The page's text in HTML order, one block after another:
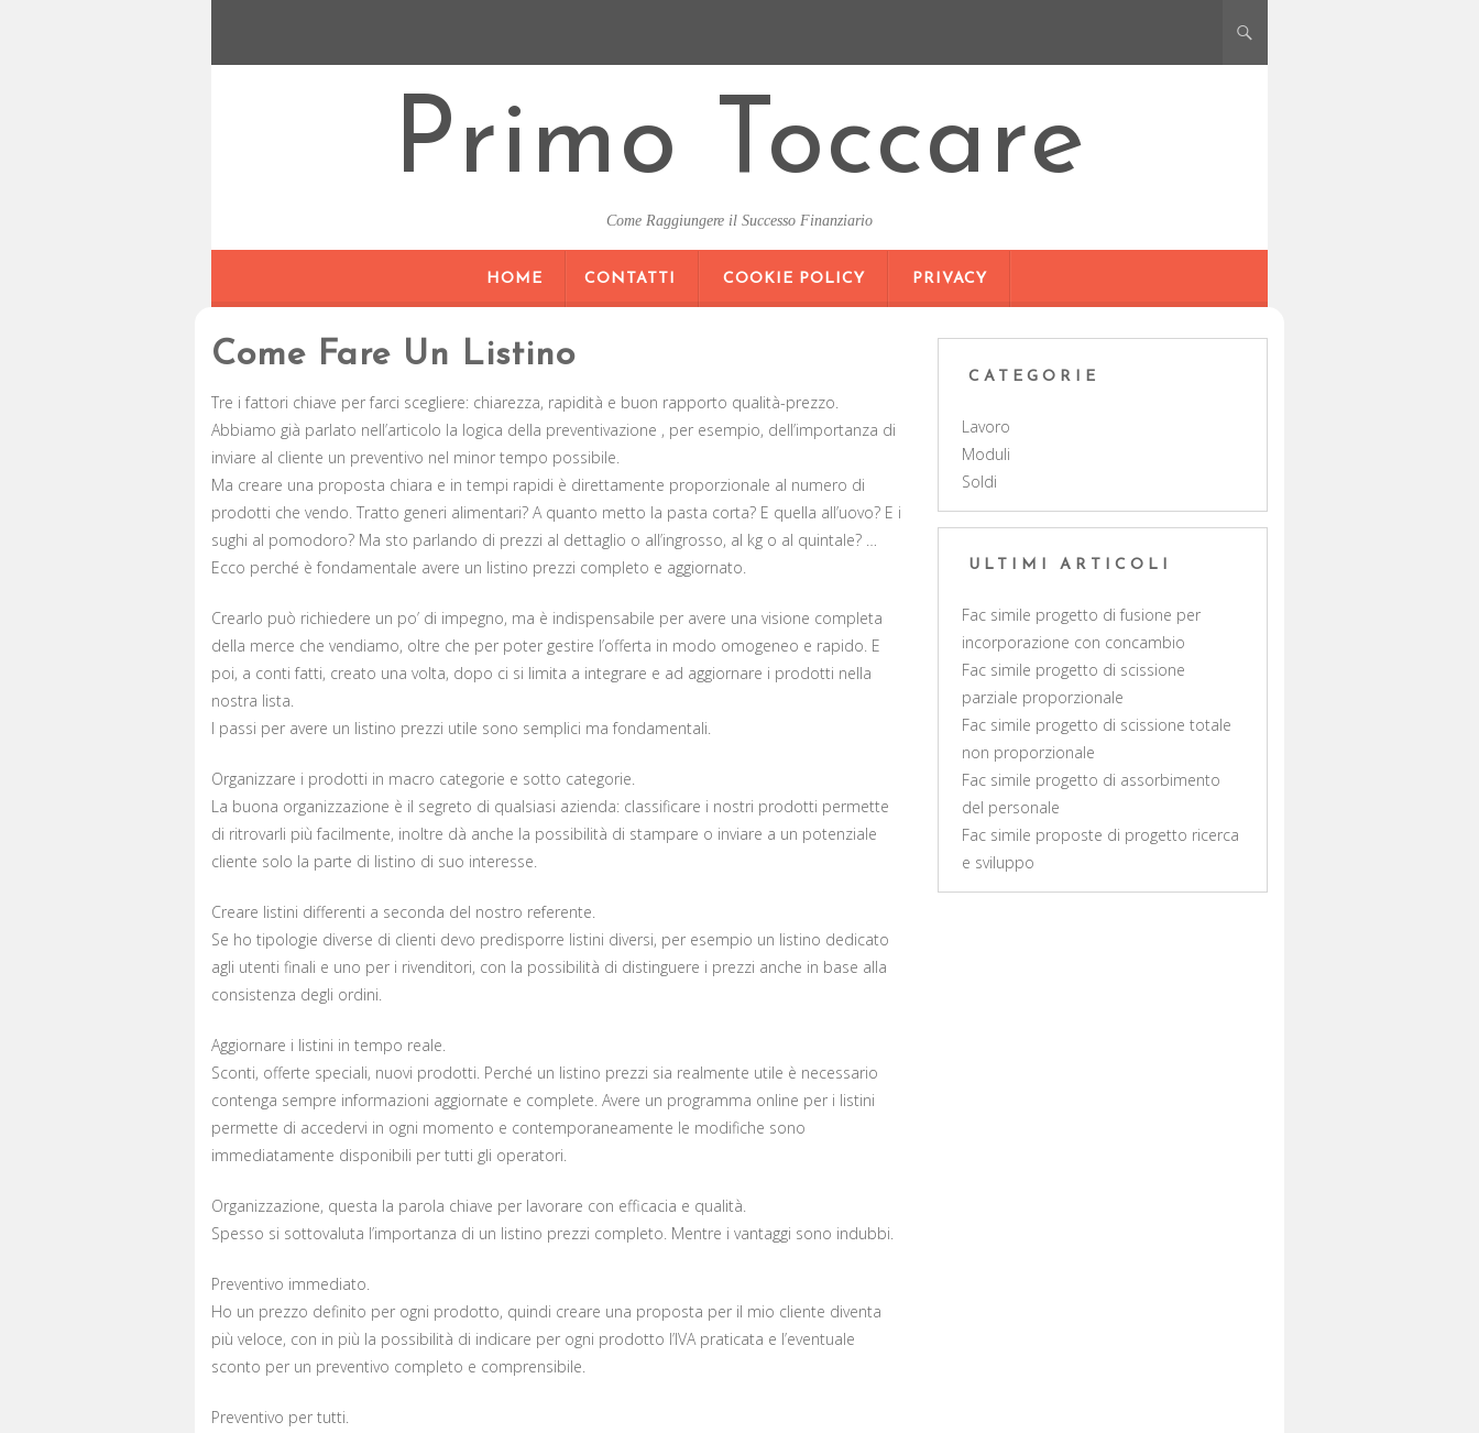
Primo Toccare
Come Raggiungere il Successo Finanziario
HOME CONTATTI COOKIE POLICY PRIVACY
Come Fare Un Listino
Tre i fattori chiave per farci scegliere: chiarezza, rapidità e buon rapporto qualità-prezzo.
Abbiamo già parlato nell’articolo la logica della preventivazione , per esempio, dell’importanza di
inviare al cliente un preventivo nel minor tempo possibile.
Ma creare una proposta chiara e in tempi rapidi è direttamente proporzionale al numero di
prodotti che vendo. Tratto generi alimentari? A quanto metto la pasta corta? E quella all’uovo? E i
sughi al pomodoro? Ma sto parlando di prezzi al dettaglio o all’ingrosso, al kg o al quintale? …
Ecco perché è fondamentale avere un listino prezzi completo e aggiornato.
Crearlo può richiedere un po’ di impegno, ma è indispensabile per avere una visione completa
della merce che vendiamo, oltre che per poter gestire l’offerta in modo omogeneo e rapido. E
poi, a conti fatti, creato una volta, dopo ci si limita a integrare e ad aggiornare i prodotti nella
nostra lista.
I passi per avere un listino prezzi utile sono semplici ma fondamentali.
Organizzare i prodotti in macro categorie e sotto categorie.
La buona organizzazione è il segreto di qualsiasi azienda: classificare i nostri prodotti permette
di ritrovarli più facilmente, inoltre dà anche la possibilità di stampare o inviare a un potenziale
cliente solo la parte di listino di suo interesse.
Creare listini differenti a seconda del nostro referente.
Se ho tipologie diverse di clienti devo predisporre listini diversi, per esempio un listino dedicato
agli utenti finali e uno per i rivenditori, con la possibilità di distinguere i prezzi anche in base alla
consistenza degli ordini.
Aggiornare i listini in tempo reale.
Sconti, offerte speciali, nuovi prodotti. Perché un listino prezzi sia realmente utile è necessario
contenga sempre informazioni aggiornate e complete. Avere un programma online per i listini
permette di accedervi in ogni momento e contemporaneamente le modifiche sono
immediatamente disponibili per tutti gli operatori.
Organizzazione, questa la parola chiave per lavorare con efficacia e qualità.
Spesso si sottovaluta l’importanza di un listino prezzi completo. Mentre i vantaggi sono indubbi.
Preventivo immediato.
Ho un prezzo definito per ogni prodotto, quindi creare una proposta per il mio cliente diventa
più veloce, con in più la possibilità di indicare per ogni prodotto l’IVA praticata e l’eventuale
sconto per un preventivo completo e comprensibile.
Preventivo per tutti.
CATEGORIE
Lavoro
Moduli
Soldi
ULTIMI ARTICOLI
Fac simile progetto di fusione per
incorporazione con concambio​
Fac simile progetto di scissione
parziale proporzionale​
Fac simile progetto di scissione totale
non proporzionale​
Fac simile progetto di assorbimento
del personale
Fac simile proposte di progetto ricerca
e sviluppo